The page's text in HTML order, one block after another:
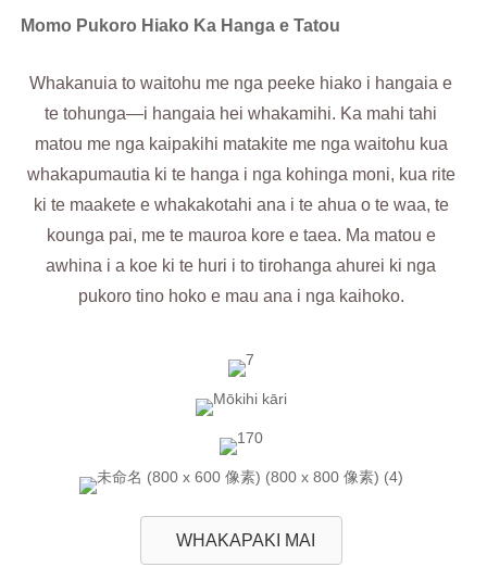
Momo Pukoro Hiako Ka Hanga e Tatou
Whakanuia to waitohu me nga peeke hiako i hangaia e
te tohunga—i hangaia hei whakamihi. Ka mahi tahi
matou me nga kaipakihi matakite me nga waitohu kua
whakapumautia ki te hanga i nga kohinga moni, kua rite
ki te maakete e whakakotahi ana i te ahua o te waa, te
kounga pai, me te mauroa kore e taea. Ma matou e
awhina i a koe ki te huri i to tirohanga ahurei ki nga
pukoro tino hoko e mau ana i nga kaihoko.
WHAKAPAKI MAI